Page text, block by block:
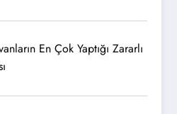
En Çok Yaptığı Zararlı